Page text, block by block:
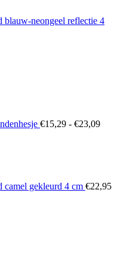
blauw-neongeel reflectie 4
€15,29 - €23,09
camel gekleurd 4 cm €22,95